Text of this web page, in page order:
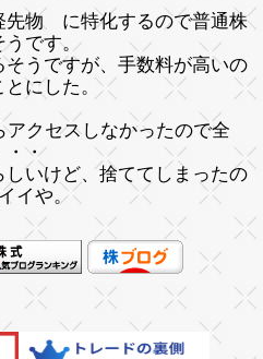
先物 に特化するので普通株
うです。
うですが、手数料が高いの
とにした。
クセスしなかったので全
・・
いけど、捨ててしまったの
イや。